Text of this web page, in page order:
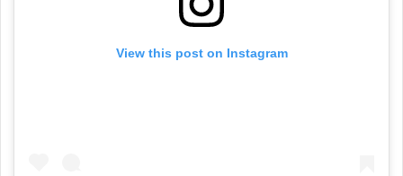
View this post on Instagram